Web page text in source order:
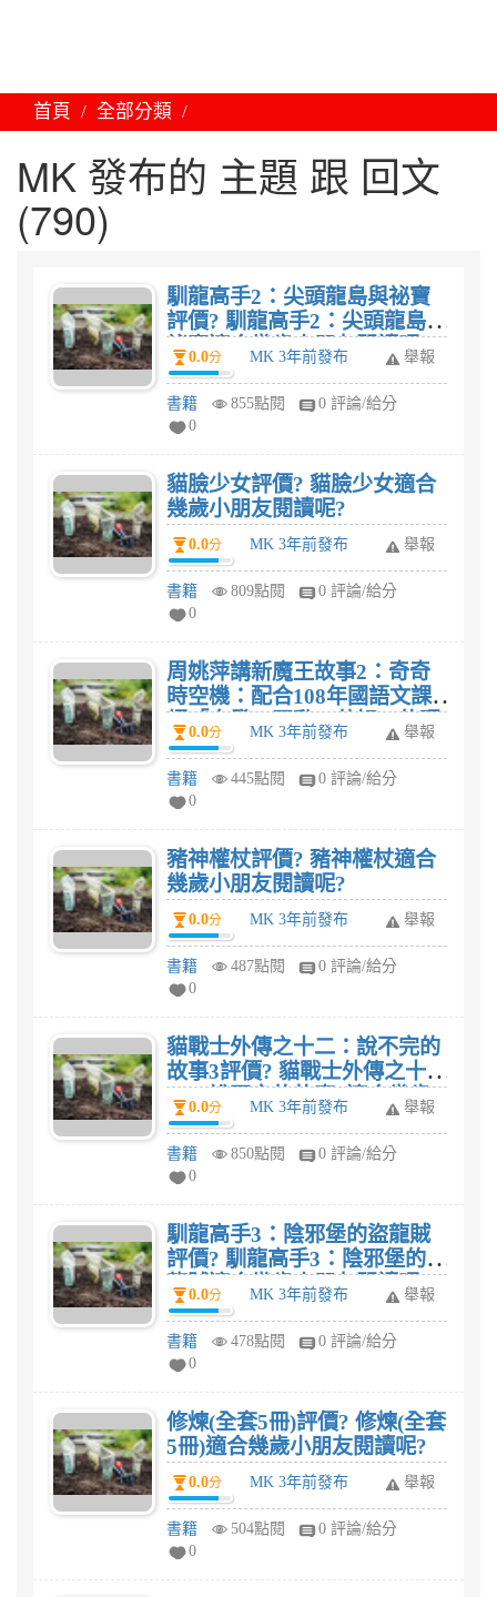
首頁 全部分類
MK 發布的 主題 跟 回文
(790)
馴龍高手2：尖頭龍島與祕寶
評價? 馴龍高手2：尖頭龍島與
祕寶適合幾歲小朋友閱讀呢?
0.0分 MK 3年前發布 舉報
書籍 855點閱
0 評論/給分
0
貓臉少女評價? 貓臉少女適合
幾歲小朋友閱讀呢?
0.0分 MK 3年前發布 舉報
書籍 809點閱
0 評論/給分
0
周姚萍講新魔王故事2：奇奇
時空機：配合108年國語文課
綱「自發、互動、共好」的理
念，設計在情境圖中玩找找看
遊戲，學成語，立竿見影!評
價? 周姚萍講新魔王故事2：奇
課綱「自發、互動、共好」的
理念，設計在情境圖中玩找找
看遊戲，學成語，立竿見影!適
合幾歲小朋友閱讀呢?
0.0分 MK 3年前發布 舉報
書籍 445點閱
0 評論/給分
0
豬神權杖評價? 豬神權杖適合
幾歲小朋友閱讀呢?
0.0分 MK 3年前發布 舉報
書籍 487點閱
0 評論/給分
0
貓戰士外傳之十二：說不完的
故事3評價? 貓戰士外傳之十
二：說不完的故事3適合幾歲
小朋友閱讀呢?
0.0分 MK 3年前發布 舉報
書籍 850點閱
0 評論/給分
0
馴龍高手3：陰邪堡的盜龍賊
評價? 馴龍高手3：陰邪堡的盜
龍賊適合幾歲小朋友閱讀呢?
0.0分 MK 3年前發布 舉報
書籍 478點閱
0 評論/給分
0
修煉(全套5冊)評價? 修煉(全套
5冊)適合幾歲小朋友閱讀呢?
0.0分 MK 3年前發布 舉報
書籍 504點閱
0 評論/給分
0